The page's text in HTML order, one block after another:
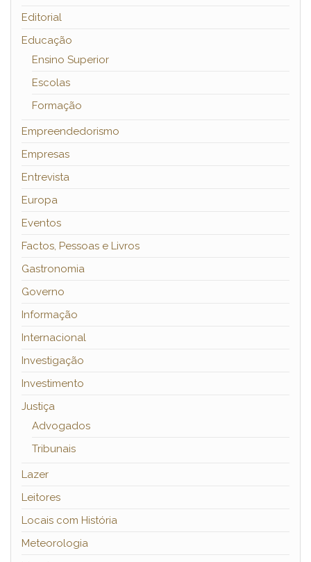
Editorial
Educação
Ensino Superior
Escolas
Formação
Empreendedorismo
Empresas
Entrevista
Europa
Eventos
Factos, Pessoas e Livros
Gastronomia
Governo
Informação
Internacional
Investigação
Investimento
Justiça
Advogados
Tribunais
Lazer
Leitores
Locais com História
Meteorologia